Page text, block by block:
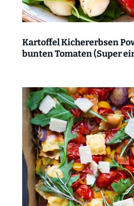
Kartoffel Kichererbsen
bunten Tomaten (Super